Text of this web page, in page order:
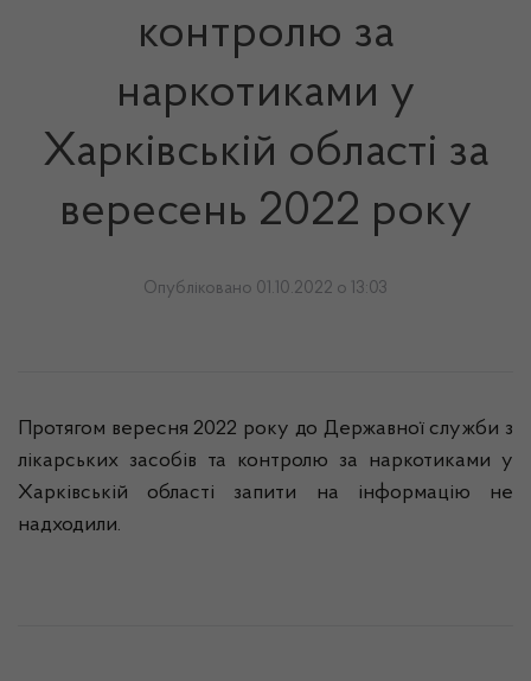
контролю за
наркотиками у
Харківській області за
вересень 2022 року
Опубліковано 01.10.2022 о 13:03
Протягом вересня 2022 року до Державної служби з
лікарських засобів та контролю за наркотиками у
Харківській області запити на інформацію не
надходили.